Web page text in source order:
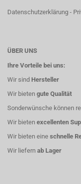
Datenschutzerklärung -
ÜBER UNS
Ihre Vorteile bei uns:
Wir sind Hersteller
Wir bieten gute Qualität
Sonderwünsche können
Wir bieten excellenten
Wir bieten eine schnelle
Wir liefern ab Lager